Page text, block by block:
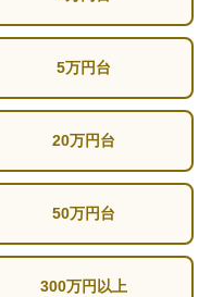
5万円台
20万円台
50万円台
300万円以上